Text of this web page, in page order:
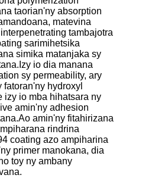
taorian'ny absorption
matevina
tambajotra
sarimihetsika
simika matanjaka sy
io dia manana
sy permeability, ary
fatoran'ny hydroxyl
izy io mba hihatsara ny
amin'ny adhesion
amin'ny fitahirizana
rindrina
coating azo ampiharina
primer manokana, dia
toy ny ambany